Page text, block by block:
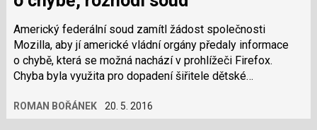
Americký federální soud zamítl žádost společnosti
Mozilla, aby jí americké vládní orgány předaly informace
o chybě, která se možná nachází v prohlížeči Firefox.
Chyba byla využita pro dopadení šiřitele dětské
ROMAN BOŘÁNEK 20. 5. 2016